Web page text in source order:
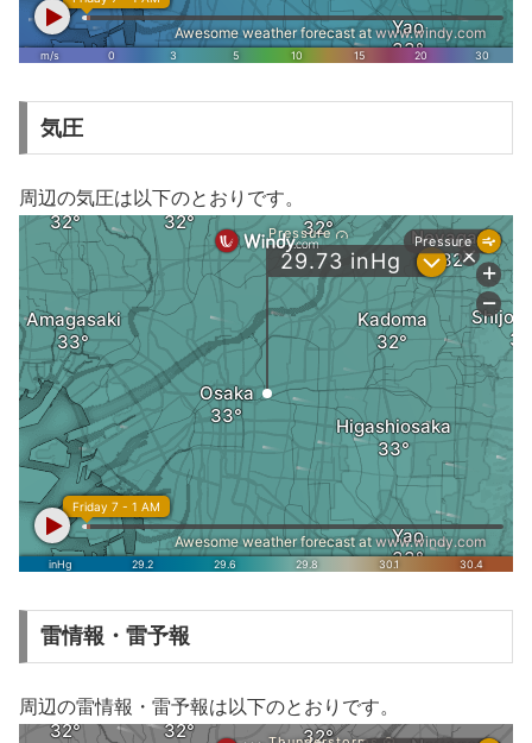
気圧
周辺の気圧は以下のとおりです。
雷情報・雷予報
周辺の雷情報・雷予報は以下のとおりです。